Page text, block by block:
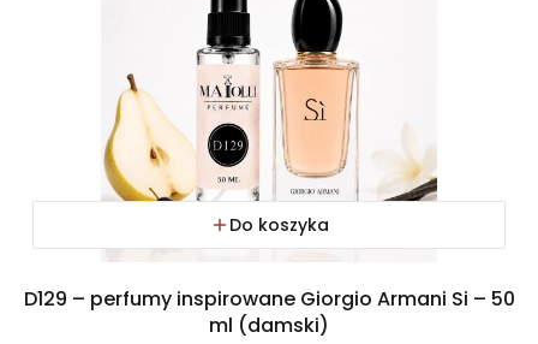
Do koszyka
D129 – perfumy inspirowane Giorgio Armani Si – 50
ml (damski)